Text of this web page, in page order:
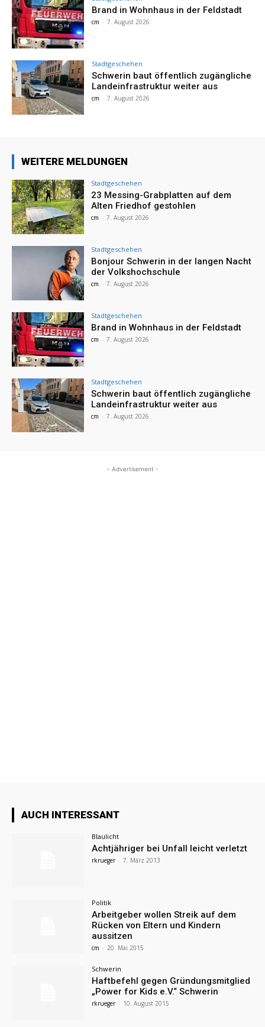
Brand in Wohnhaus in der Feldstadt
cm - 7. August 2026
Stadtgeschehen
Schwerin baut öffentlich zugängliche
Landeinfrastruktur weiter aus
cm - 7. August 2026
WEITERE MELDUNGEN
Stadtgeschehen
23 Messing-Grabplatten auf dem
Alten Friedhof gestohlen
cm - 7. August 2026
Stadtgeschehen
Bonjour Schwerin in der langen Nacht
der Volkshochschule
cm - 7. August 2026
Stadtgeschehen
Brand in Wohnhaus in der Feldstadt
cm - 7. August 2026
Stadtgeschehen
Schwerin baut öffentlich zugängliche
Landeinfrastruktur weiter aus
cm - 7. August 2026
- Advertisement -
AUCH INTERESSANT
Blaulicht
Achtjähriger bei Unfall leicht verletzt
rkrueger - 7. März 2013
Politik
Arbeitgeber wollen Streik auf dem
Rücken von Eltern und Kindern
aussitzen
cm - 20. Mai 2015
Schwerin
Haftbefehl gegen Gründungsmitglied
„Power for Kids e.V.“ Schwerin
rkrueger - 10. August 2015